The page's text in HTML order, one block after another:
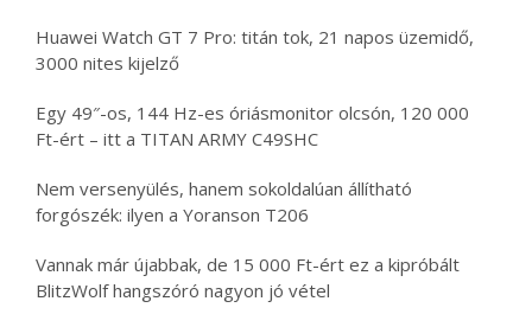
Huawei Watch GT 7 Pro: titán tok, 21 napos üzemidő,
3000 nites kijelző
Egy 49″-os, 144 Hz-es óriásmonitor olcsón, 120 000
Ft-ért – itt a TITAN ARMY C49SHC
Nem versenyülés, hanem sokoldalúan állítható
forgószék: ilyen a Yoranson T206
Vannak már újabbak, de 15 000 Ft-ért ez a kipróbált
BlitzWolf hangszóró nagyon jó vétel